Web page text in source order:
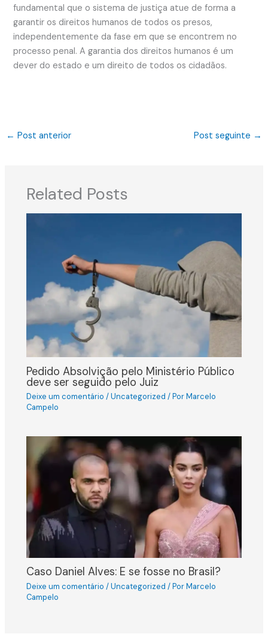
fundamental que o sistema de justiça atue de forma a
garantir os direitos humanos de todos os presos,
independentemente da fase em que se encontrem no
processo penal. A garantia dos direitos humanos é um
dever do estado e um direito de todos os cidadãos.
← Post anterior Post seguinte →
Related Posts
Pedido Absolvição pelo Ministério Público
deve ser seguido pelo Juiz
Deixe um comentário /Uncategorized / PorMarcelo
Campelo
Caso Daniel Alves: E se fosse no Brasil?
Deixe um comentário /Uncategorized / PorMarcelo
Campelo